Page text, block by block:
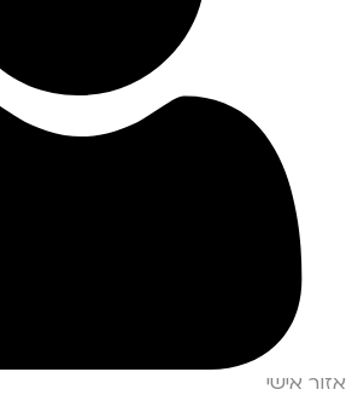
אזור אישי